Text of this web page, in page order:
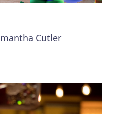
Cutler